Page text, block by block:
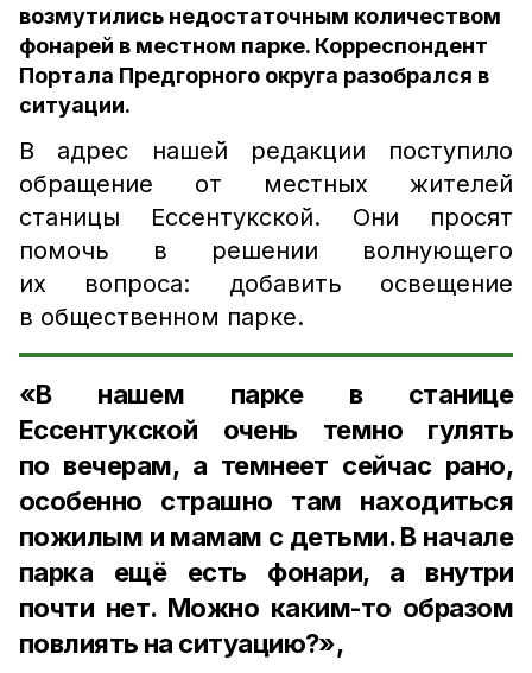
возмутились недостаточным количеством
фонарей в местном парке. Корреспондент
Портала Предгорного округа разобрался в
ситуации.
В адрес нашей редакции поступило
обращение от местных жителей
станицы Ессентукской. Они просят
помочь в решении волнующего
их вопроса: добавить освещение
в общественном парке.
«В нашем парке в станице
Ессентукской очень темно гулять
по вечерам, а темнеет сейчас рано,
особенно страшно там находиться
пожилым и мамам с детьми. В начале
парка ещё есть фонари, а внутри
почти нет. Можно каким-то образом
повлиять на ситуацию?»,